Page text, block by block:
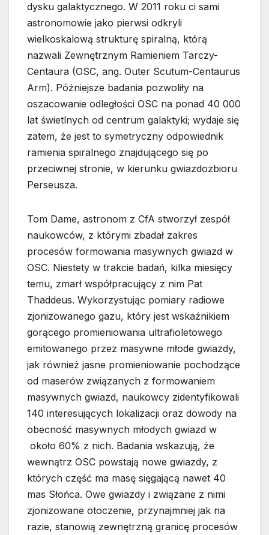
dysku galaktycznego. W 2011 roku ci sami
astronomowie jako pierwsi odkryli
wielkoskalową strukturę spiralną, którą
nazwali Zewnętrznym Ramieniem Tarczy-
Centaura (OSC, ang. Outer Scutum-Centaurus
Arm). Późniejsze badania pozwoliły na
oszacowanie odległości OSC na ponad 40 000
lat świetlnych od centrum galaktyki; wydaje się
zatem, że jest to symetryczny odpowiednik
ramienia spiralnego znajdującego się po
przeciwnej stronie, w kierunku gwiazdozbioru
Perseusza.
Tom Dame, astronom z CfA stworzył zespół
naukowców, z którymi zbadał zakres
procesów formowania masywnych gwiazd w
OSC. Niestety w trakcie badań, kilka miesięcy
temu, zmarł współpracujący z nim Pat
Thaddeus. Wykorzystując pomiary radiowe
zjonizowanego gazu, który jest wskaźnikiem
gorącego promieniowania ultrafioletowego
emitowanego przez masywne młode gwiazdy,
jak również jasne promieniowanie pochodzące
od maserów związanych z formowaniem
masywnych gwiazd, naukowcy zidentyfikowali
140 interesujących lokalizacji oraz dowody na
obecność masywnych młodych gwiazd w
około 60% z nich. Badania wskazują, że
wewnątrz OSC powstają nowe gwiazdy, z
których część ma masę sięgającą nawet 40
mas Słońca. Owe gwiazdy i związane z nimi
zjonizowane otoczenie, przynajmniej jak na
razie, stanowią zewnętrzną granicę procesów